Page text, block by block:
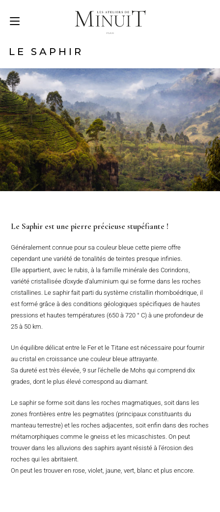
LE SAPHIR
Le Saphir est une pierre précieuse stupéfiante !
Généralement connue pour sa couleur bleue cette pierre offre
cependant une variété de tonalités de teintes presque infinies.
Elle appartient, avec le rubis, à la famille minérale des Corindons,
variété cristallisée d’oxyde d’aluminium qui se forme dans les roches
cristallines. Le saphir fait parti du système cristallin rhomboédrique, il
est formé grâce à des conditions géologiques spécifiques de hautes
pressions et hautes températures (650 à 720 ° C) à une profondeur de
25 à 50 km.
Un équilibre délicat entre le Fer et le Titane est nécessaire pour fournir
au cristal en croissance une couleur bleue attrayante.
Sa dureté est très élevée, 9 sur l’échelle de Mohs qui comprend dix
grades, dont le plus élevé correspond au diamant.
Le saphir se forme soit dans les roches magmatiques, soit dans les
zones frontières entre les pegmatites (principaux constituants du
manteau terrestre) et les roches adjacentes, soit enfin dans des roches
métamorphiques comme le gneiss et les micaschistes. On peut
trouver dans les alluvions des saphirs ayant résisté à l’érosion des
roches qui les abritaient.
On peut les trouver en rose, violet, jaune, vert, blanc et plus encore.